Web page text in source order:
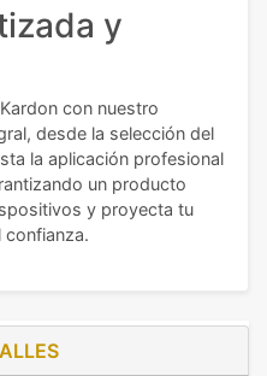
y
con nuestro
desde la selección del
la aplicación profesional
un producto
y proyecta tu
confianza.